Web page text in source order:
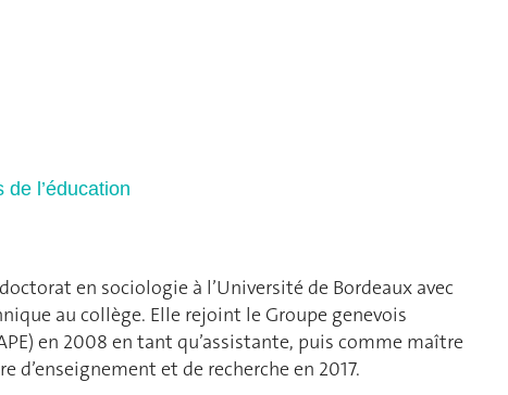
l’éducation
en sociologie à l’Université de Bordeaux avec
au collège. Elle rejoint le Groupe genevois
en 2008 en tant qu’assistante, puis comme maître
d’enseignement et de recherche en 2017.